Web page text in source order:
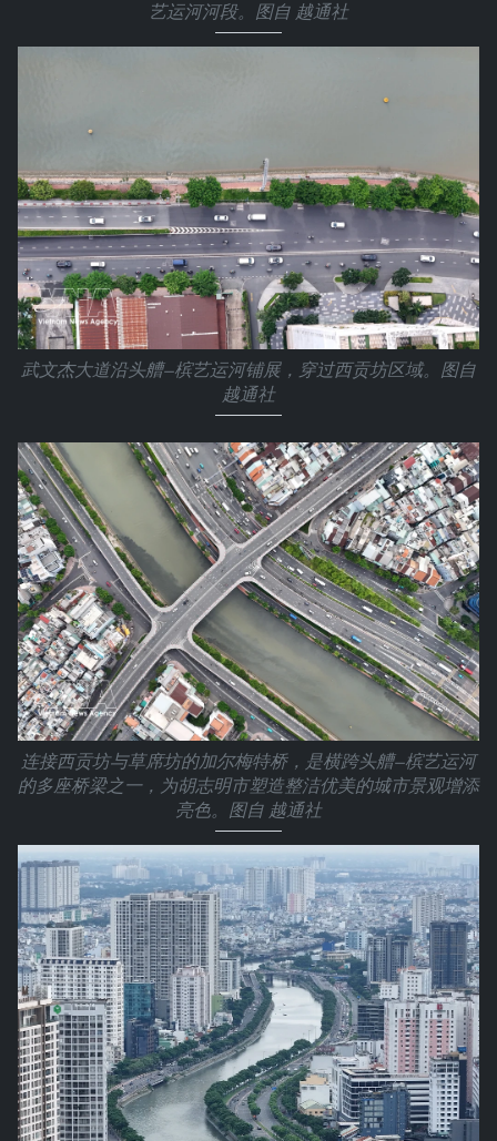
艺运河河段。图自 越通社
武文杰大道沿头艚—槟艺运河铺展，穿过西贡坊区域。图自
越通社
连接西贡坊与草席坊的加尔梅特桥，是横跨头艚—槟艺运河
的多座桥梁之一，为胡志明市塑造整洁优美的城市景观增添
亮色。图自 越通社